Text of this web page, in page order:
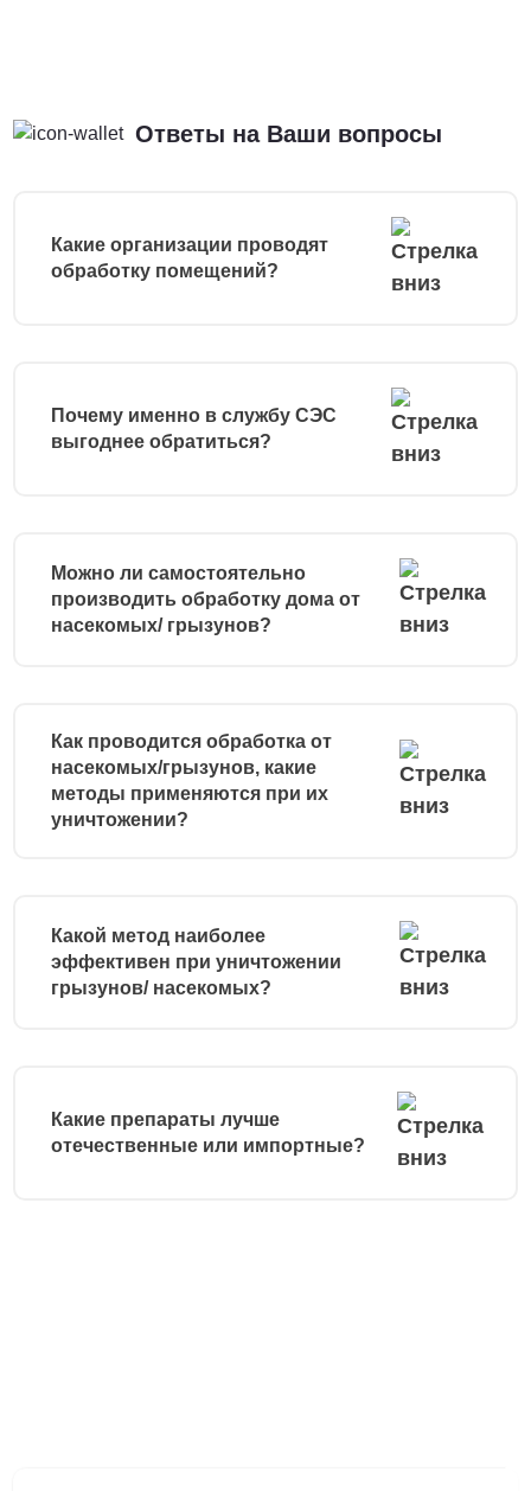
Ответы на Ваши вопросы
Какие организации проводят
обработку помещений?
Почему именно в службу СЭС
выгоднее обратиться?
Можно ли самостоятельно
производить обработку дома от
насекомых/ грызунов?
Как проводится обработка от
насекомых/грызунов, какие
методы применяются при их
уничтожении?
Какой метод наиболее
эффективен при уничтожении
грызунов/ насекомых?
Какие препараты лучше
отечественные или импортные?